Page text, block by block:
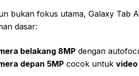
bukan fokus utama, Galaxy Tab
dasar:
belakang 8MP dengan
depan 5MP cocok untuk